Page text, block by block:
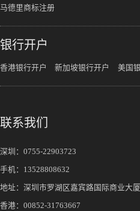
马德里商标注册
银行开户
香港银行开户 新加坡银行开户 美国
联系我们
深圳： 0755-22903723
手机： 13528808632
地址：深圳市罗湖区嘉宾路国际商业大
香港：00852-31763667